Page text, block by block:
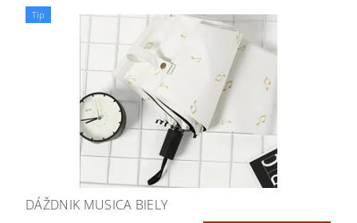
Tip
DÁŽDNIK MUSICA BIELY